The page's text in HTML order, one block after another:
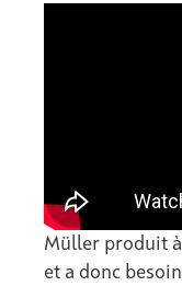
Müller produit
et a donc